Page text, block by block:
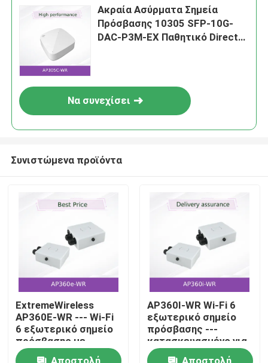
Αρχική
Προϊόντα
Βίντεο
Ακραία Ασύρματα Σημεία
Πρόσβασης 10305 SFP-10G-
DAC-P3M-EX Παθητικό Direct
Να συνεχίσει
Συνιστώμενα προϊόντα
ExtremeWireless
AP360E-WR --- Wi-Fi
6 εξωτερικό σημείο
πρόσβασης με
εξωτερικές
Αποστολή
AP360I-WR Wi-Fi 6
εξωτερικό σημείο
πρόσβασης ---
κατασκευασμένο για
σκληρά
Αποστολή